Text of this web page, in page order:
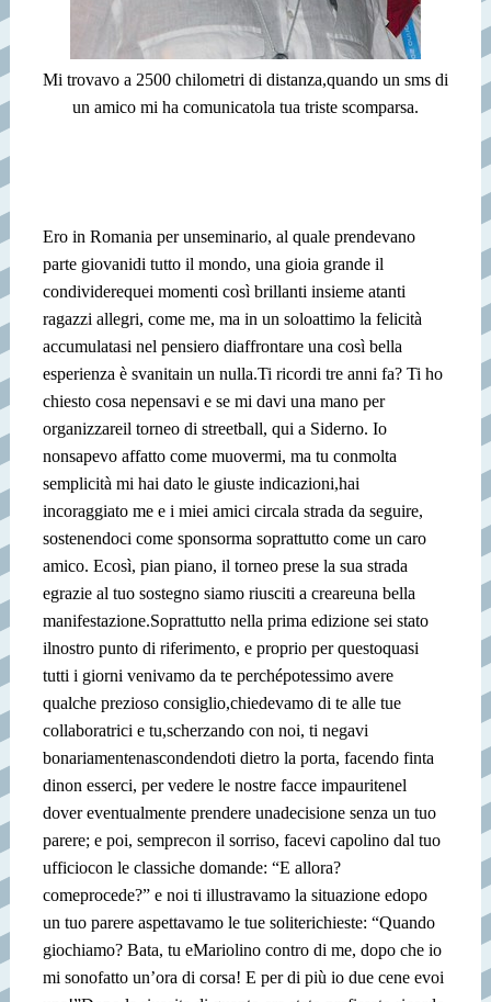
Mi trovavo a 2500 chilometri di distanza,quando un sms di
un amico mi ha comunicatola tua triste scomparsa.
Ero in Romania per unseminario, al quale prendevano
parte giovanidi tutto il mondo, una gioia grande il
condividerequei momenti così brillanti insieme atanti
ragazzi allegri, come me, ma in un soloattimo la felicità
accumulatasi nel pensiero diaffrontare una così bella
esperienza è svanitain un nulla.Ti ricordi tre anni fa? Ti ho
chiesto cosa nepensavi e se mi davi una mano per
organizzareil torneo di streetball, qui a Siderno. Io
nonsapevo affatto come muovermi, ma tu conmolta
semplicità mi hai dato le giuste indicazioni,hai
incoraggiato me e i miei amici circala strada da seguire,
sostenendoci come sponsorma soprattutto come un caro
amico. Ecosì, pian piano, il torneo prese la sua strada
egrazie al tuo sostegno siamo riusciti a creareuna bella
manifestazione.Soprattutto nella prima edizione sei stato
ilnostro punto di riferimento, e proprio per questoquasi
tutti i giorni venivamo da te perchépotessimo avere
qualche prezioso consiglio,chiedevamo di te alle tue
collaboratrici e tu,scherzando con noi, ti negavi
bonariamentenascondendoti dietro la porta, facendo finta
dinon esserci, per vedere le nostre facce impauritenel
dover eventualmente prendere unadecisione senza un tuo
parere; e poi, semprecon il sorriso, facevi capolino dal tuo
ufficiocon le classiche domande: “E allora?
comeprocede?” e noi ti illustravamo la situazione edopo
un tuo parere aspettavamo le tue soliterichieste: “Quando
giochiamo? Bata, tu eMariolino contro di me, dopo che io
mi sonofatto un’ora di corsa! E per di più io due cene evoi